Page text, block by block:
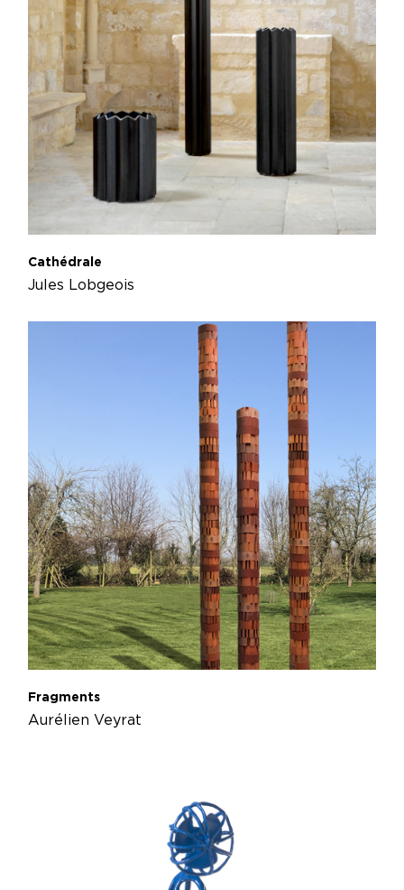
Cathédrale
Jules Lobgeois
Fragments
Aurélien Veyrat